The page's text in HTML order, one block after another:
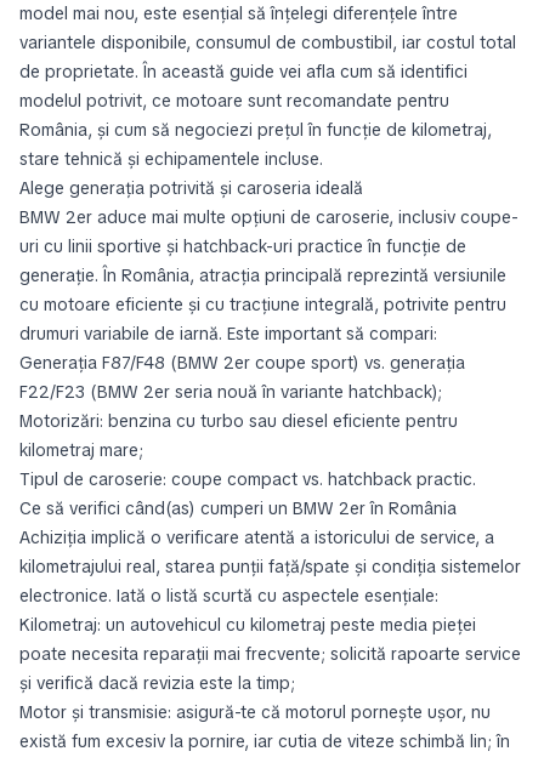
model mai nou, este esențial să înțelegi diferențele între
variantele disponibile, consumul de combustibil, iar costul total
de proprietate. În această guide vei afla cum să identifici
modelul potrivit, ce motoare sunt recomandate pentru
România, și cum să negociezi prețul în funcție de kilometraj,
stare tehnică și echipamentele incluse.
Alege generația potrivită și caroseria ideală
BMW 2er aduce mai multe opțiuni de caroserie, inclusiv coupe-
uri cu linii sportive și hatchback-uri practice în funcție de
generație. În România, atracția principală reprezintă versiunile
cu motoare eficiente și cu tracțiune integrală, potrivite pentru
drumuri variabile de iarnă. Este important să compari:
Generația F87/F48 (BMW 2er coupe sport) vs. generația
F22/F23 (BMW 2er seria nouă în variante hatchback);
Motorizări: benzina cu turbo sau diesel eficiente pentru
kilometraj mare;
Tipul de caroserie: coupe compact vs. hatchback practic.
Ce să verifici când(as) cumperi un BMW 2er în România
Achiziția implică o verificare atentă a istoricului de service, a
kilometrajului real, starea punții față/spate și condiția sistemelor
electronice. Iată o listă scurtă cu aspectele esențiale:
Kilometraj: un autovehicul cu kilometraj peste media pieței
poate necesita reparații mai frecvente; solicită rapoarte service
și verifică dacă revizia este la timp;
Motor și transmisie: asigură-te că motorul pornește ușor, nu
există fum excesiv la pornire, iar cutia de viteze schimbă lin; în